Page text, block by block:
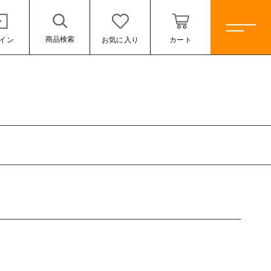
ン
商品検索 お気に入り カート
すべての商品